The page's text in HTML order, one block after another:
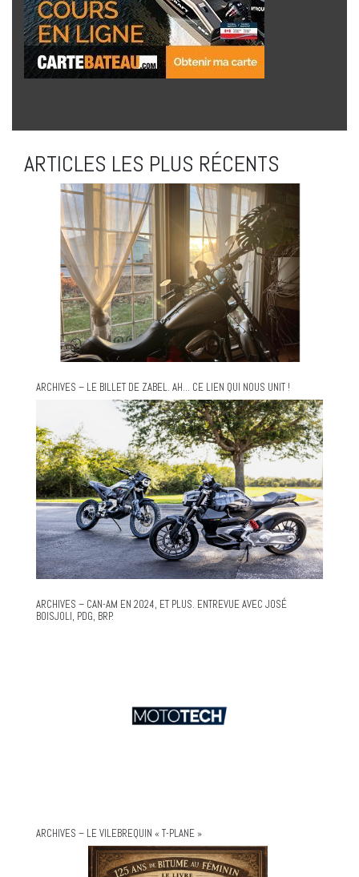
ARTICLES LES PLUS RÉCENTS
ARCHIVES – LE BILLET DE ZABEL. AH… CE LIEN QUI NOUS UNIT !
ARCHIVES – CAN-AM EN 2024, ET PLUS. ENTREVUE AVEC JOSÉ
BOISJOLI, PDG, BRP.
ARCHIVES – LE VILEBREQUIN « T-PLANE »